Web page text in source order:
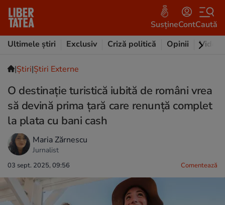
SusțineContCaută
Ultimele știri
Exclusiv Criză politică Opinii Video
|Ştiri|Știri Externe
O destinație turistică iubită de români vrea
să devină prima țară care renunță complet
la plata cu bani cash
Maria Zărnescu
Jurnalist
03 sept. 2025, 09:56 Comentează